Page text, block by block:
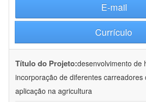
E-mail
Currículo
Título do Projeto:desenvolvimento de
incorporação de diferentes carreadores
aplicação na agricultura